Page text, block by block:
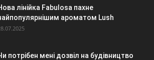
лінійка Fabulosa пахне
ароматом Lush
потрібен мені дозвіл на будівництво